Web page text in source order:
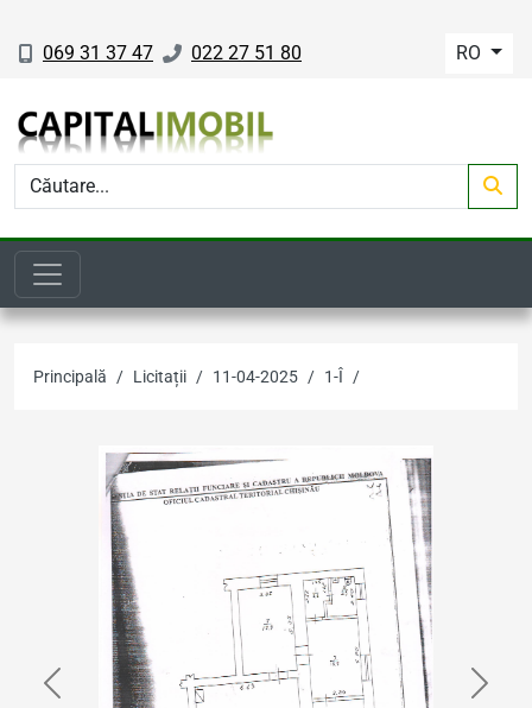
069 31 37 47 022 27 51 80 RO
Principală Licitații 11-04-2025 1-Î
Previous Next